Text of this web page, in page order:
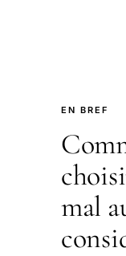
EN BREF
mal